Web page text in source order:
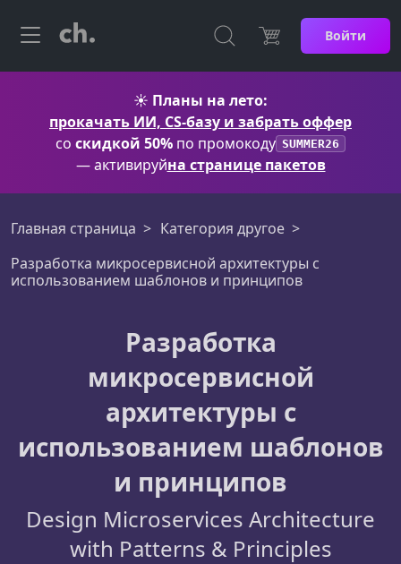
Войти
☀️ Планы на лето:
прокачать ИИ, CS-базу и забрать оффер
со скидкой 50% по промокоду SUMMER26
— активируйна странице пакетов
Главная страница
Категория другое
Разработка микросервисной архитектуры с
использованием шаблонов и принципов
Разработка
микросервисной
архитектуры с
использованием шаблонов
и принципов
Design Microservices Architecture
with Patterns & Principles